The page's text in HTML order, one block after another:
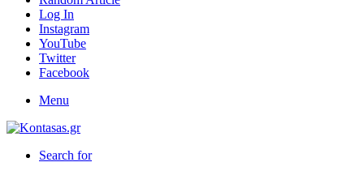
Log In
Instagram
YouTube
Twitter
Facebook
Menu
Search for